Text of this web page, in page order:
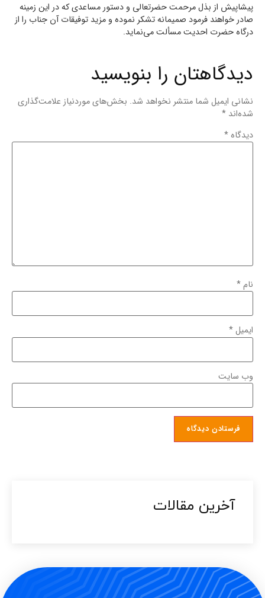
پیشاپیش از بذل مرحمت حضرتعالی و دستور مساعدی که در این زمینه
صادر خواهند فرمود صمیمانه تشکر نموده و مزید توفیقات آن جناب را از
درگاه حضرت احدیت مسألت می‌نماید.
دیدگاهتان را بنویسید
نشانی ایمیل شما منتشر نخواهد شد. بخش‌های موردنیاز علامت‌گذاری
شده‌اند *
دیدگاه *
نام*
ایمیل*
وب‌ سایت
آخرین مقالات​